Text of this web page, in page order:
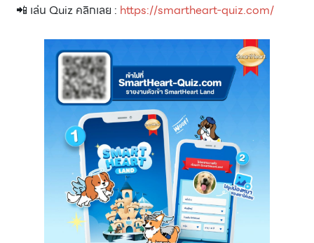
📲 เล่น Quiz คลิกเลย : https://smartheart-quiz.com/